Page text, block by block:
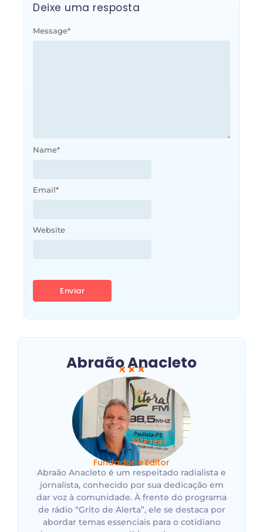
Deixe uma resposta
Message*
Name*
Email*
Website
Abraão Anacleto​
Fundador e Editor
Abraão Anacleto é um respeitado radialista e
jornalista, conhecido por sua dedicação em
dar voz à comunidade. À frente do programa
de rádio “Grito de Alerta”, ele se destaca por
abordar temas essenciais para o cotidiano